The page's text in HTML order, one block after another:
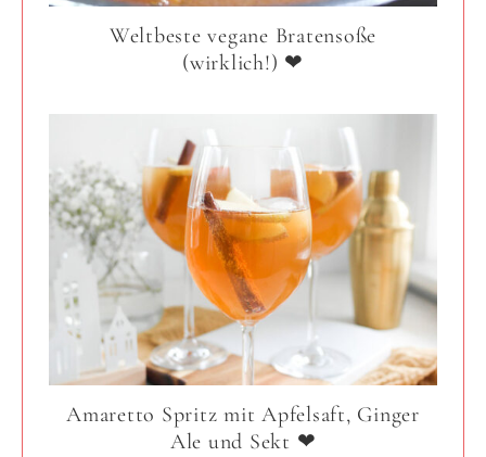
Weltbeste vegane Bratensoße
(wirklich!) ❤
Amaretto Spritz mit Apfelsaft, Ginger
Ale und Sekt ❤